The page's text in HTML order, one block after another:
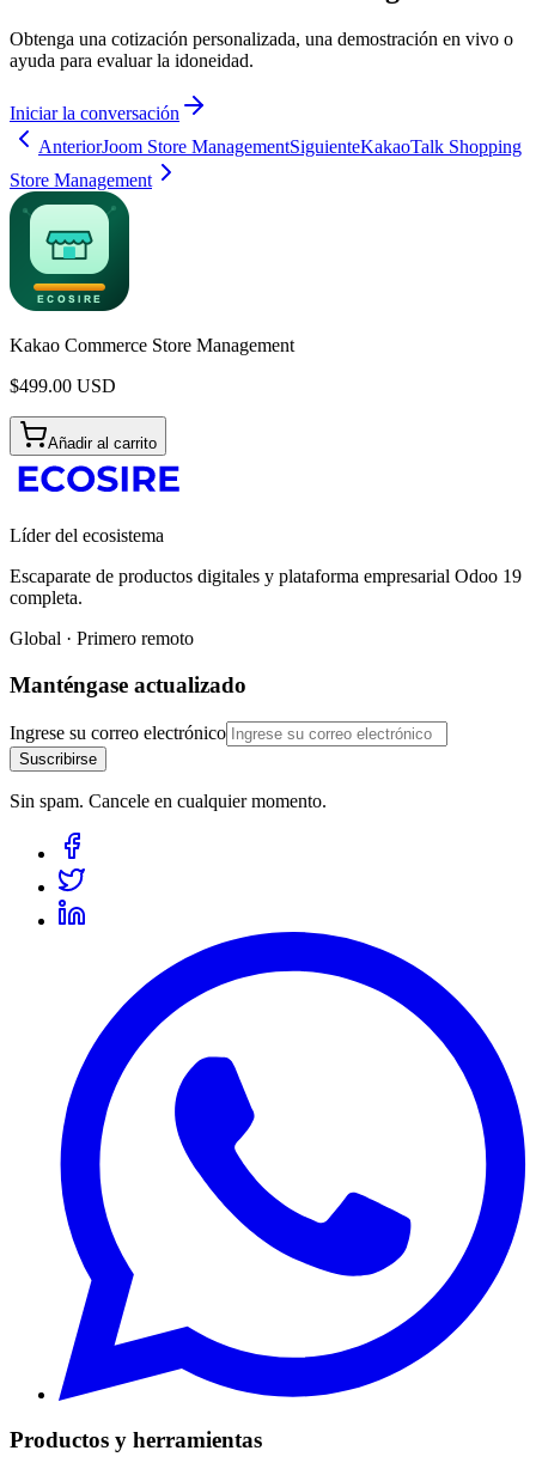
Obtenga una cotización personalizada, una demostración en vivo o
ayuda para evaluar la idoneidad.
Iniciar la conversación
AnteriorJoom Store ManagementSiguienteKakaoTalk Shopping
Store Management
Kakao Commerce Store Management
$499.00 USD
Añadir al carrito
Líder del ecosistema
Escaparate de productos digitales y plataforma empresarial Odoo 19
completa.
Global · Primero remoto
Manténgase actualizado
Ingrese su correo electrónico
Suscribirse
Sin spam. Cancele en cualquier momento.
Productos y herramientas